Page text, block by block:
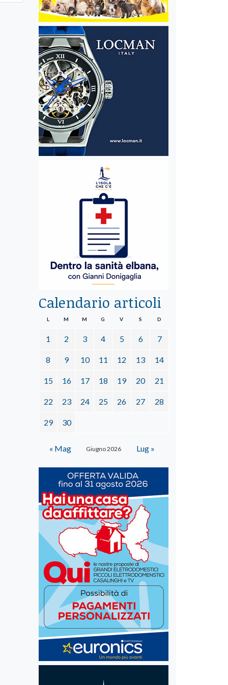
Calendario articoli
Giugno 2026
L M M G V S D
1 2 3 4 5 6 7
8 9 10 11 12 13 14
15 16 17 18 19 20 21
22 23 24 25 26 27 28
29 30
« Mag Lug »